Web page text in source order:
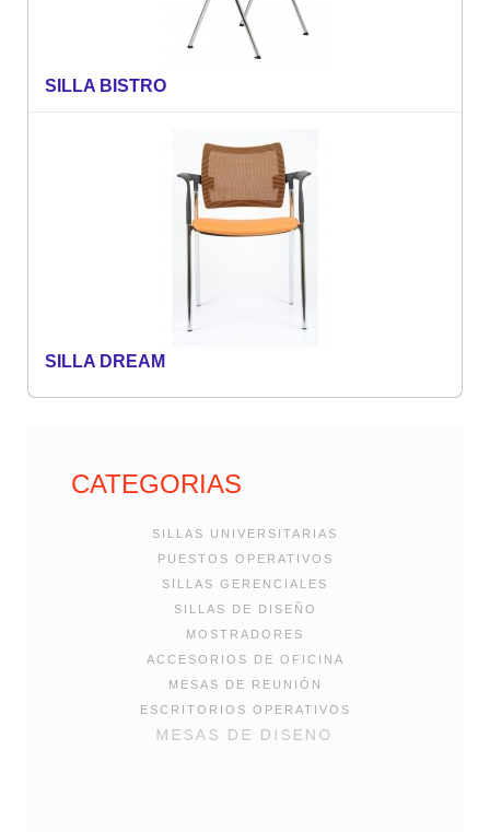
SILLA BISTRO
SILLA DREAM
CATEGORIAS
SILLAS UNIVERSITARIAS
PUESTOS OPERATIVOS
SILLAS GERENCIALES
SILLAS DE DISEÑO
MOSTRADORES
ACCESORIOS DE OFICINA
MESAS DE REUNIÓN
ESCRITORIOS OPERATIVOS
MESAS DE DISENO